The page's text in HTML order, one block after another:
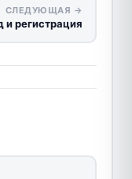
СЛЕДУЮЩАЯ →
и регистрация